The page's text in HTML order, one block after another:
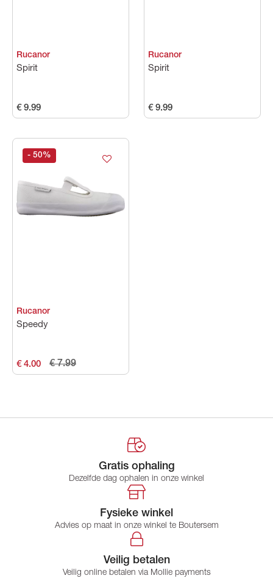
Rucanor
Spirit
€ 9.99
Rucanor
Spirit
€ 9.99
Rucanor
Speedy
€ 4.00 € 7.99
- 50%
Gratis ophaling
Dezelfde dag ophalen in onze winkel
Fysieke winkel
Advies op maat in onze winkel te Boutersem
Veilig betalen
Veilig online betalen via Mollie payments